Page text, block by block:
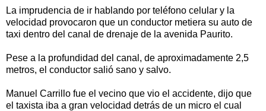
La imprudencia de ir hablando por teléfono celular y la
velocidad provocaron que un conductor metiera su auto de
taxi dentro del canal de drenaje de la avenida Paurito.
Pese a la profundidad del canal, de aproximadamente 2,5
metros, el conductor salió sano y salvo.
Manuel Carrillo fue el vecino que vio el accidente, dijo que
el taxista iba a gran velocidad detrás de un micro el cual